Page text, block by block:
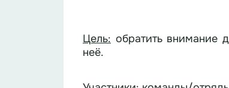
Цель: обратить внимание
неё.